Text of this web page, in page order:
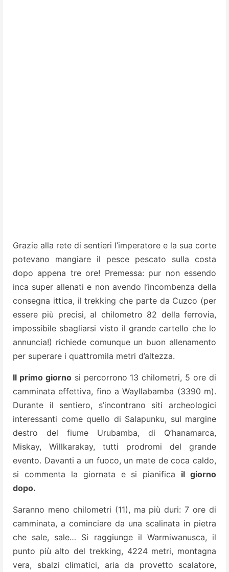
Grazie alla rete di sentieri l’imperatore e la sua corte
potevano mangiare il pesce pescato sulla costa
dopo appena tre ore! Premessa: pur non essendo
inca super allenati e non avendo l’incombenza della
consegna ittica, il trekking che parte da Cuzco (per
essere più precisi, al chilometro 82 della ferrovia,
impossibile sbagliarsi visto il grande cartello che lo
annuncia!) richiede comunque un buon allenamento
per superare i quattromila metri d’altezza.
Il primo giornosi percorrono 13 chilometri, 5 ore di
camminata effettiva, fino a Wayllabamba (3390 m).
Durante il sentiero, s’incontrano siti archeologici
interessanti come quello di Salapunku, sul margine
destro del fiume Urubamba, di Q’hanamarca,
Miskay, Willkarakay, tutti prodromi del grande
evento. Davanti a un fuoco, un mate de coca caldo,
si commenta la giornata e si pianifica il giorno
dopo.
Saranno meno chilometri (11), ma più duri: 7 ore di
camminata, a cominciare da una scalinata in pietra
che sale, sale… Si raggiunge il Warmiwanusca, il
punto più alto del trekking, 4224 metri, montagna
vera, sbalzi climatici, aria da provetto scalatore,